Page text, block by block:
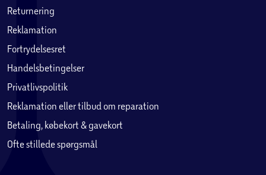
Returnering
Reklamation
Fortrydelsesret
Handelsbetingelser
Privatlivspolitik
Reklamation eller tilbud om reparation
Betaling, købekort & gavekort
Ofte stillede spørgsmål